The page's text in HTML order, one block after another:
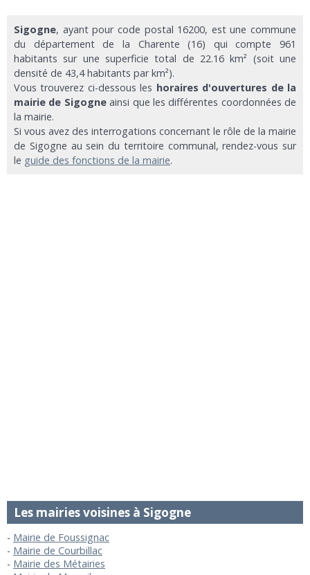
Sigogne, ayant pour code postal 16200, est une commune
du département de la Charente (16) qui compte 961
habitants sur une superficie total de 22.16 km² (soit une
densité de 43,4 habitants par km²).
Vous trouverez ci-dessous les horaires d'ouvertures de la
mairie de Sigogneainsi que les différentes coordonnées de
la mairie.
Si vous avez des interrogations concernant le rôle de la mairie
de Sigogne au sein du territoire communal, rendez-vous sur
le guide des fonctions de la mairie.
Les mairies voisines à Sigogne
Mairie de Foussignac
Mairie de Courbillac
Mairie des Métairies